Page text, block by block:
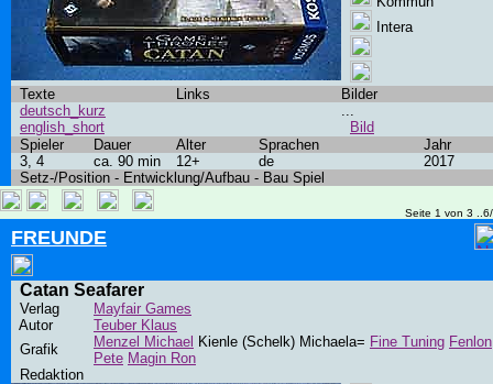
Intera
Texte Links
Bilder
deutsch_kurz
english_short
...
Bild
Spieler
Dauer Alter Sprachen
Jahr
3, 4
ca. 90 min 12+ de
2017
Setz-/Position - Entwicklung/Aufbau - Bau Spiel
Seite 1 von 3
FREUNDE
Catan Seafarer
Verlag
Mayfair Games
Autor
Teuber Klaus
Grafik
Menzel Michael Kienle (Schelk) Michaela= Fine Tuning Fenlon
Pete Magin Ron
Redaktion